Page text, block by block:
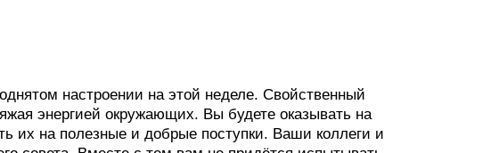
настроении на этой неделе. Свойственный
энергией окружающих. Вы будете оказывать на
их на полезные и добрые поступки. Ваши коллеги и